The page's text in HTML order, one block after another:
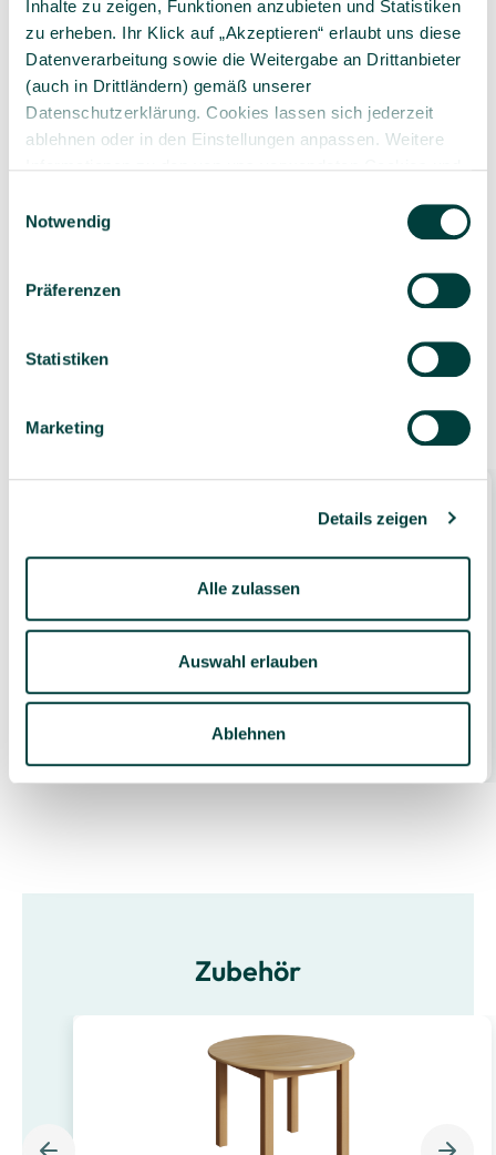
Inhalte zu zeigen, Funktionen anzubieten und Statistiken
zu erheben. Ihr Klick auf „Akzeptieren“ erlaubt uns diese
Datenverarbeitung sowie die Weitergabe an Drittanbieter
(auch in Drittländern) gemäß unserer
Datenschutzerklärung. Cookies lassen sich jederzeit
ablehnen oder in den Einstellungen anpassen. Weitere
schutz­erklärung
Notwendig
Präferenzen
Statistiken
Marketing
Details zeigen
Alle zulassen
Auswahl erlauben
Ablehnen
Sorgfältig ausgewähltes
Produktsortiment
Kompetente und
individuelle Beratung
1-3 Werktage Lieferzeit
bei Versand aus dem
eigenen Lager
Stollenregalsystem mit 3 Fächern und Tür,
schmal
1 Stück
Zubehör